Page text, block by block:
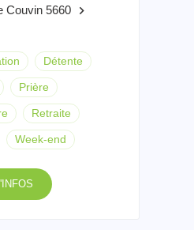
Couvin 5660
keyboard_arrow_right
Détente
Prière
Retraite
Week-end